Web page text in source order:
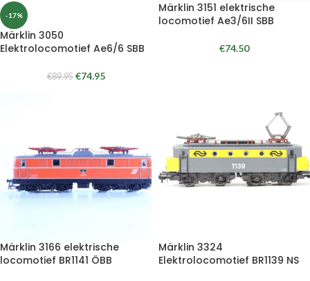
-17%
Märklin 3050
Elektrolocomotief Ae6/6 SBB
€89.95 €74.95
Märklin 3151 elektrische
locomotief Ae3/6II SBB
€74.50
Märklin 3166 elektrische
locomotief BR1141 ÖBB
Märklin 3324
Elektrolocomotief BR1139 NS